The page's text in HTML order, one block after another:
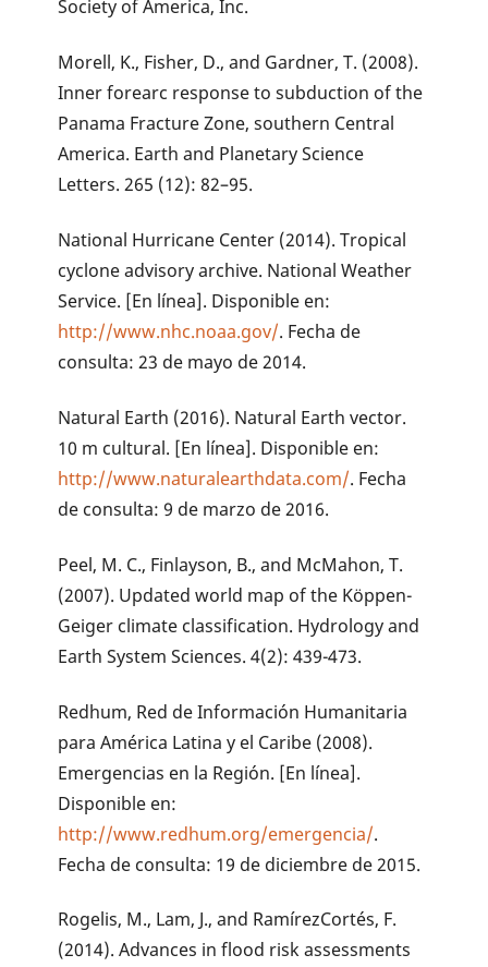
Society of America, Inc.
Morell, K., Fisher, D., and Gardner, T. (2008).
Inner forearc response to subduction of the
Panama Fracture Zone, southern Central
America. Earth and Planetary Science
Letters. 265 (12): 82–95.
National Hurricane Center (2014). Tropical
cyclone advisory archive. National Weather
Service. [En línea]. Disponible en:
http://www.nhc.noaa.gov/. Fecha de
consulta: 23 de mayo de 2014.
Natural Earth (2016). Natural Earth vector.
10 m cultural. [En línea]. Disponible en:
http://www.naturalearthdata.com/. Fecha
de consulta: 9 de marzo de 2016.
Peel, M. C., Finlayson, B., and McMahon, T.
(2007). Updated world map of the Köppen-
Geiger climate classification. Hydrology and
Earth System Sciences. 4(2): 439-473.
Redhum, Red de Información Humanitaria
para América Latina y el Caribe (2008).
Emergencias en la Región. [En línea].
Disponible en:
http://www.redhum.org/emergencia/.
Fecha de consulta: 19 de diciembre de 2015.
Rogelis, M., Lam, J., and RamírezCortés, F.
(2014). Advances in flood risk assessments